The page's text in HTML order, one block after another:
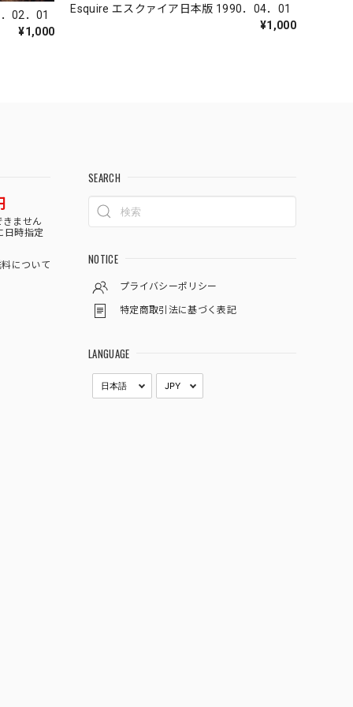
02．01
¥1,000
Esquire エスクァイア日本版 1990．04．01
¥1,000
きません
日時指定
について
SEARCH
NOTICE
プライバシーポリシー
特定商取引法に基づく表記
LANGUAGE